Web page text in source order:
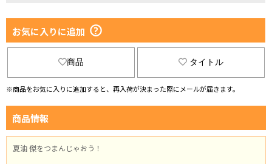
お気に入りに追加
商品 タイトル
※商品をお気に入りに追加すると、再入荷が決まった際にメールが届きます。
商品情報
夏油 傑をつまんじゃおう！